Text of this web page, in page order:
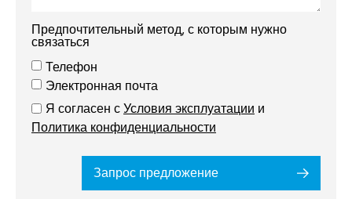
Предпочтительный метод, с которым нужно
связаться
Телефон
Электронная почта
Я согласен сУсловия эксплуатации и
Политика конфиденциальности
Запрос предложение